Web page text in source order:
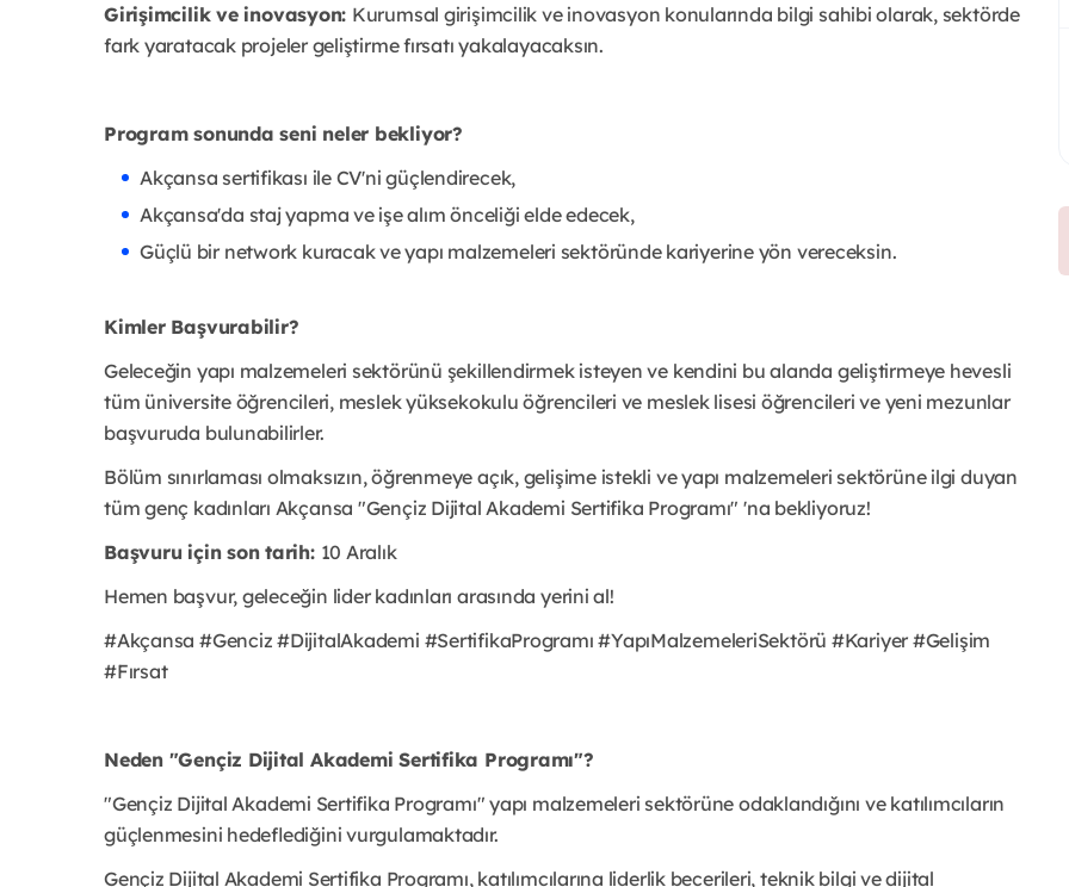
Girişimcilik ve inovasyon: Kurumsal girişimcilik ve inovasyon konularında bilgi sahibi olarak, sektörde
fark yaratacak projeler geliştirme fırsatı yakalayacaksın.
Program sonunda seni neler bekliyor?
Akçansa sertifikası ile CV'ni güçlendirecek,
Akçansa'da staj yapma ve işe alım önceliği elde edecek,
Güçlü bir network kuracak ve yapı malzemeleri sektöründe kariyerine yön vereceksin.
Kimler Başvurabilir?
Geleceğin yapı malzemeleri sektörünü şekillendirmek isteyen ve kendini bu alanda geliştirmeye hevesli
tüm üniversite öğrencileri, meslek yüksekokulu öğrencileri ve meslek lisesi öğrencileri ve yeni mezunlar
başvuruda bulunabilirler.
Bölüm sınırlaması olmaksızın, öğrenmeye açık, gelişime istekli ve yapı malzemeleri sektörüne ilgi duyan
tüm genç kadınları Akçansa "Gençiz Dijital Akademi Sertifika Programı" 'na bekliyoruz!
Başvuru için son tarih: 10 Aralık
Hemen başvur, geleceğin lider kadınları arasında yerini al!
#Akçansa #Genciz #DijitalAkademi #SertifikaProgramı #YapıMalzemeleriSektörü #Kariyer #Gelişim
#Fırsat
Neden "Gençiz Dijital Akademi Sertifika Programı"?
"Gençiz Dijital Akademi Sertifika Programı" yapı malzemeleri sektörüne odaklandığını ve katılımcıların
güçlenmesini hedeflediğini vurgulamaktadır.
Gençiz Dijital Akademi Sertifika Programı, katılımcılarına liderlik becerileri, teknik bilgi ve dijital